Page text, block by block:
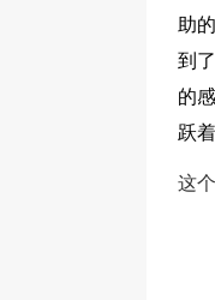
助
到
的
跃着
这